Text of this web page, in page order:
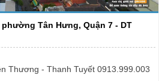
Tân Hưng, Quận 7 - DT
Thương - Thanh Tuyết 0913.999.003